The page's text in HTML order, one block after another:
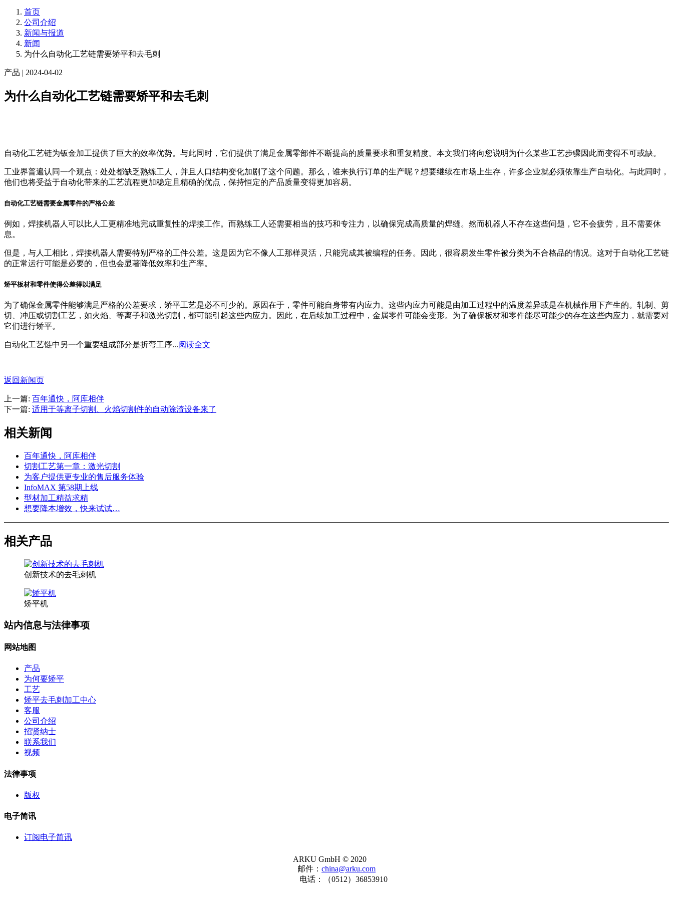
首页
公司介绍
新闻与报道
新闻
为什么自动化工艺链需要矫平和去毛刺
产品 | 2024-04-02
为什么自动化工艺链需要矫平和去毛刺
自动化工艺链为钣金加工提供了巨大的效率优势。与此同时，它们提供了满足金属零部件不断提高的质量要求和重复精度。本文我们将向您说明为什么某些工艺步骤因此而变得不可或缺。
工业界普遍认同一个观点：处处都缺乏熟练工人，并且人口结构变化加剧了这个问题。那么，谁来执行订单的生产呢？想要继续在市场上生存，许多企业就必须依靠生产自动化。与此同时，
他们也将受益于自动化带来的工艺流程更加稳定且精确的优点，保持恒定的产品质量变得更加容易。
自动化工艺链需要金属零件的严格公差
例如，焊接机器人可以比人工更精准地完成重复性的焊接工作。而熟练工人还需要相当的技巧和专注力，以确保完成高质量的焊缝。然而机器人不存在这些问题，它不会疲劳，且不需要休
息。
但是，与人工相比，焊接机器人需要特别严格的工件公差。这是因为它不像人工那样灵活，只能完成其被编程的任务。因此，很容易发生零件被分类为不合格品的情况。这对于自动化工艺链
的正常运行可能是必要的，但也会显著降低效率和生产率。
矫平板材和零件使得公差得以满足
为了确保金属零件能够满足严格的公差要求，矫平工艺是必不可少的。原因在于，零件可能自身带有内应力。这些内应力可能是由加工过程中的温度差异或是在机械作用下产生的。轧制、剪
切、冲压或切割工艺，如火焰、等离子和激光切割，都可能引起这些内应力。因此，在后续加工过程中，金属零件可能会变形。为了确保板材和零件能尽可能少的存在这些内应力，就需要对
它们进行矫平。
自动化工艺链中另一个重要组成部分是折弯工序...阅读全文
返回新闻页
上一篇: 百年通快，阿库相伴
下一篇: 适用于等离子切割、火焰切割件的自动除渣设备来了
相关新闻
百年通快，阿库相伴
切割工艺第一章：激光切割
为客户提供更专业的售后服务体验
InfoMAX 第58期上线
型材加工精益求精
想要降本增效，快来试试…
相关产品
创新技术的去毛刺机
矫平机
站内信息与法律事项
网站地图
产品
为何要矫平
工艺
矫平去毛刺加工中心
客服
公司介绍
招贤纳士
联系我们
视频
法律事项
版权
电子简讯
订阅电子简讯
ARKU GmbH © 2020
邮件： china@arku.com
电话：（0512）36853910